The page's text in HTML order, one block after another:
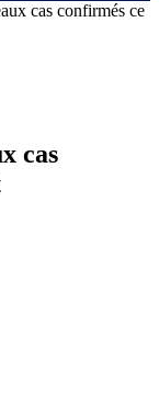
cas confirmés ce
cas